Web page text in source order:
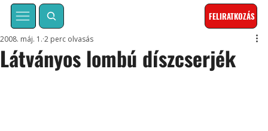
FELIRATKOZÁS
Látványos lombú díszcserjék
2008. máj. 1. 2 perc olvasás